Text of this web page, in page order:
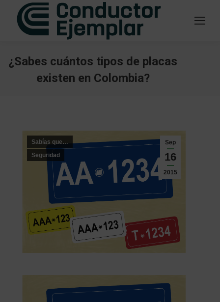
¿Sabes cuántos tipos de placas
existen en Colombia?
Sep
16
2015
Sabías que…
Seguridad